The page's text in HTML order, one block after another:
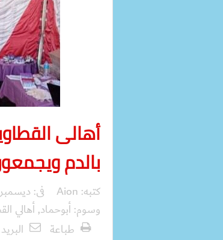
أهالى
بالدم ويجمعون 120
كتبه: Aion فى: ديسمبر 11,
وسوم:أبوحماد,أهالي
طباعة